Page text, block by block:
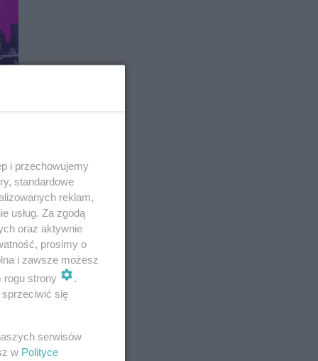
i przechowujemy
standardowe
reklam,
usług. Za zgodą
oraz aktywnie
prosimy o
i zawsze możesz
rogu strony
.
się
serwisów
w Polityce